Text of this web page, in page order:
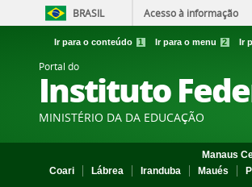
BRASIL Acesso à informação
Ir para o conteúdo 1 Ir para o menu 2 Ir
Portal do
Instituto
MINISTÉRIO DA DA EDUCAÇÃO
Manaus
Coari
Lábrea Iranduba Maués